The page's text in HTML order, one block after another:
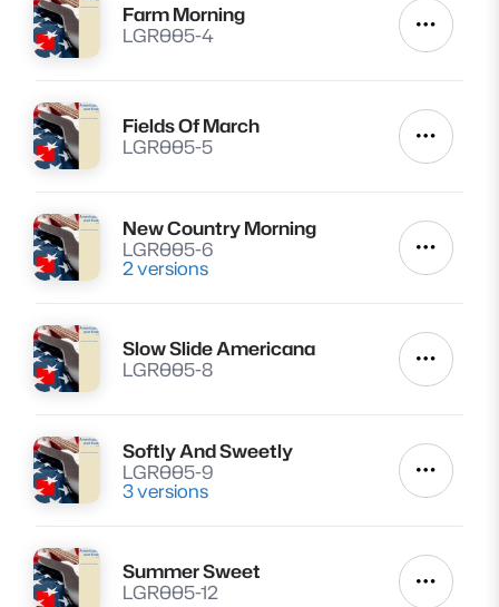
Lire
Farm Morning
LGR005-4
Autres
Lire
Fields Of March
LGR005-5
Autres
Lire
New Country Morning
LGR005-6
2 versions Autres
Lire
Slow Slide Americana
LGR005-8
Autres
Lire
Softly And Sweetly
LGR005-9
3 versions Autres
Lire
Summer Sweet
LGR005-12
Autres